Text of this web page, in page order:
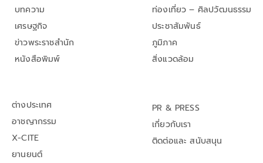
บทความ
เศรษฐกิจ
ข่าวพระราชสำนัก
หนังสือพิมพ์
ท่องเที่ยว – ศิลปวัฒนธรรม
ประชาสัมพันธ์
ภูมิภาค
สิ่งแวดล้อม
ต่างประเทศ
อาชญากรรม
X-CITE
ยานยนต์
PR & PRESS
เกี่ยวกับเรา
ติดต่อและ สนับสนุน